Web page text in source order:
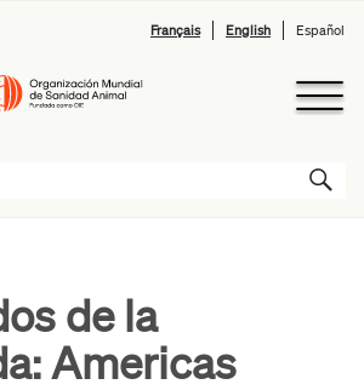
Français English Español
de la
Americas